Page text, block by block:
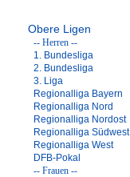
Obere Ligen
-- Herren --
1. Bundesliga
2. Bundesliga
3. Liga
Regionalliga Bayern
Regionalliga Nord
Regionalliga Nordost
Regionalliga Südwest
Regionalliga West
DFB-Pokal
-- Frauen --